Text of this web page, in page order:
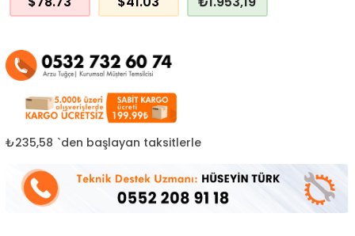
₺235,58 `den başlayan taksitlerle